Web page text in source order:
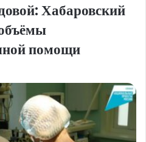
Хабаровский
помощи